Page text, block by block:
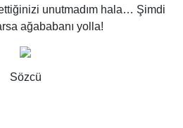
unutmadım hala… Şimdi
ağababanı yolla!
Sözcü